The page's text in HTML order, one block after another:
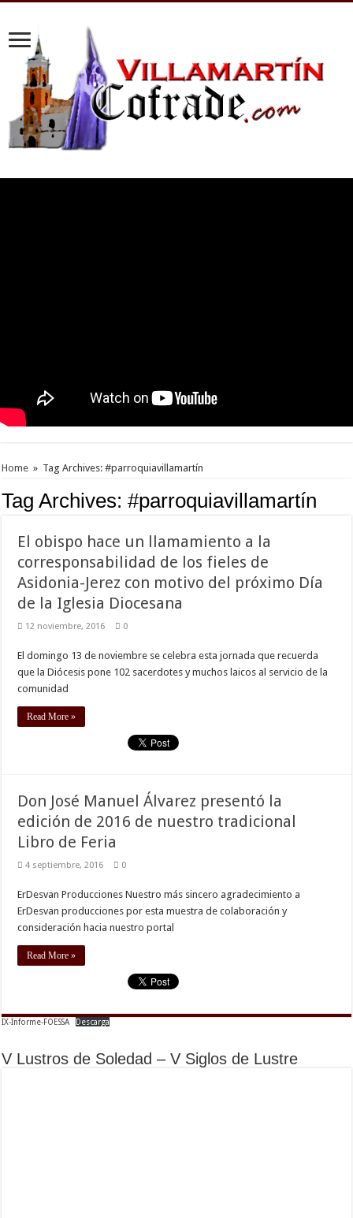
Home » Tag Archives: #parroquiavillamartín
Tag Archives:#parroquiavillamartín
El obispo hace un llamamiento a la
corresponsabilidad de los fieles de
Asidonia-Jerez con motivo del próximo Día
de la Iglesia Diocesana
12 noviembre, 2016 0
El domingo 13 de noviembre se celebra esta jornada que recuerda
que la Diócesis pone 102 sacerdotes y muchos laicos al servicio de la
comunidad
Read More »
Don José Manuel Álvarez presentó la
edición de 2016 de nuestro tradicional
Libro de Feria
4 septiembre, 2016 0
ErDesvan Producciones Nuestro más sincero agradecimiento a
ErDesvan producciones por esta muestra de colaboración y
consideración hacia nuestro portal
Read More »
IX-Informe-FOESSA Descarga
V Lustros de Soledad – V Siglos de Lustre